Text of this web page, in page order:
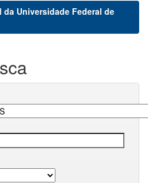
Universidade Federal de